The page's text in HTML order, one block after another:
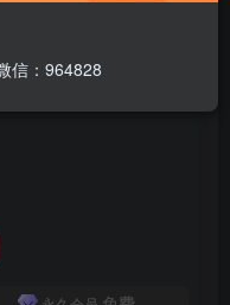
信：964828